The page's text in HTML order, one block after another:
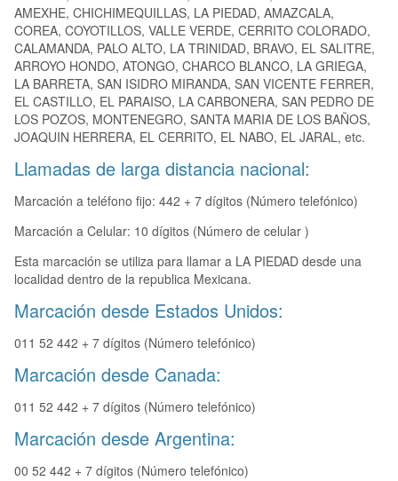
AMEXHE, CHICHIMEQUILLAS, LA PIEDAD, AMAZCALA,
COREA, COYOTILLOS, VALLE VERDE, CERRITO COLORADO,
CALAMANDA, PALO ALTO, LA TRINIDAD, BRAVO, EL SALITRE,
ARROYO HONDO, ATONGO, CHARCO BLANCO, LA GRIEGA,
LA BARRETA, SAN ISIDRO MIRANDA, SAN VICENTE FERRER,
EL CASTILLO, EL PARAISO, LA CARBONERA, SAN PEDRO DE
LOS POZOS, MONTENEGRO, SANTA MARIA DE LOS BAÑOS,
JOAQUIN HERRERA, EL CERRITO, EL NABO, EL JARAL, etc.
Llamadas de larga distancia nacional:
Marcación a teléfono fijo: 442 + 7 dígitos (Número telefónico)
Marcación a Celular: 10 dígitos (Número de celular )
Esta marcación se utiliza para llamar a LA PIEDAD desde una
localidad dentro de la republica Mexicana.
Marcación desde Estados Unidos:
011 52 442 + 7 dígitos (Número telefónico)
Marcación desde Canada:
011 52 442 + 7 dígitos (Número telefónico)
Marcación desde Argentina:
00 52 442 + 7 dígitos (Número telefónico)